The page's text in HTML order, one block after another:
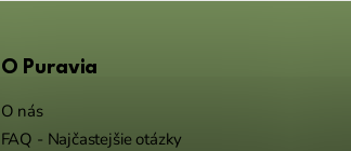
O Puravia
O nás
FAQ - Najčastejšie otázky